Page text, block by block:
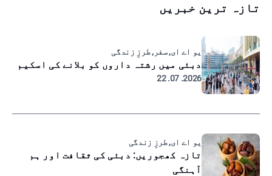
تازہ ترین خبریں
یو اے ای, سفر, طرزِ زندگی
دبئی میں رشتہ داروں کو بلانے کی اسکیم
2026. 07. 22
یو اے ای, طرزِ زندگی
تازہ کھجوریں: دبئی کی ثقافت اور ہم
آہنگی